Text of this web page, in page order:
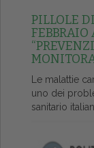
PILLOLE
FEBBRAIO
Le malattie
uno dei
sanitario